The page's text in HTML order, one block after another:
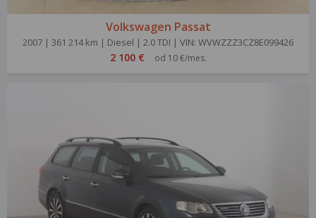
Volkswagen Passat
2007 | 361 214 km | Diesel | 2.0 TDI | VIN: WVWZZZ3CZ8E099426
2 100 € od 10 €/mes.